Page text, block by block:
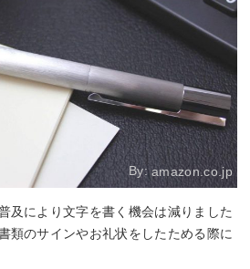
By:amazon.co.jp
及により文字を書く機会は減りました
類のサインやお礼状をしたためる際に